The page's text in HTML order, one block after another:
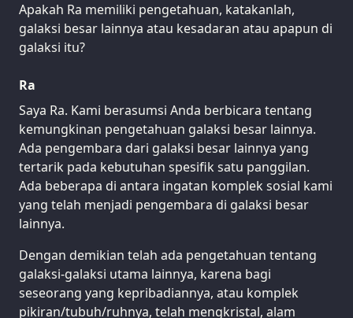
Apakah Ra memiliki pengetahuan, katakanlah,
galaksi besar lainnya atau kesadaran atau apapun di
galaksi itu?
Ra
Saya Ra. Kami berasumsi Anda berbicara tentang
kemungkinan pengetahuan galaksi besar lainnya.
Ada pengembara dari galaksi besar lainnya yang
tertarik pada kebutuhan spesifik satu panggilan.
Ada beberapa di antara ingatan komplek sosial kami
yang telah menjadi pengembara di galaksi besar
lainnya.
Dengan demikian telah ada pengetahuan tentang
galaksi-galaksi utama lainnya, karena bagi
seseorang yang kepribadiannya, atau komplek
pikiran/tubuh/ruhnya, telah mengkristal, alam